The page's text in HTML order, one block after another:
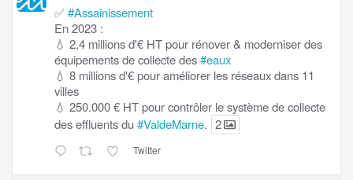
✅#Assainissement
En 2023 :
💧 2,4 millions d'€ HT pour rénover & moderniser des
équipements de collecte des#eaux
💧 8 millions d'€ pour améliorer les réseaux dans 11
villes
💧 250.000 € HT pour contrôler le système de collecte
des effluents du#ValdeMarne. 2
Twitter